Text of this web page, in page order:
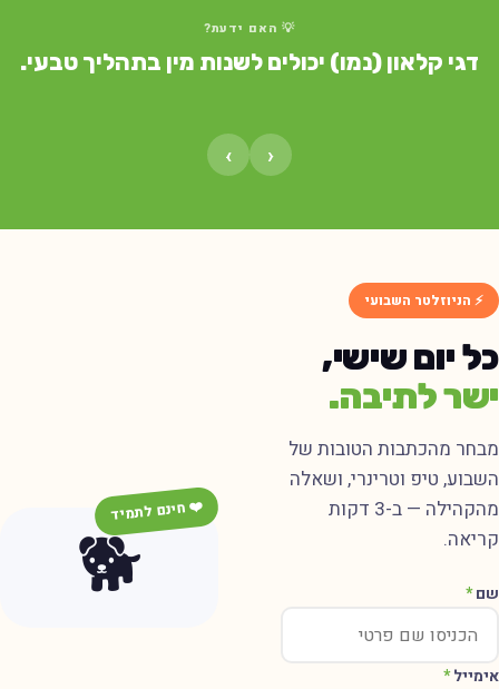
💡 האם ידעת?
דגי קלאון (נמו) יכולים לשנות מין בתהליך טבעי.
⚡ הניוזלטר השבועי
יום שישי,
לתיבה.
מהכתבות הטובות של
טיפ וטרינרי, ושאלה
מהקהילה — ב-3 דקות
*
*
🐕
❤️ חינם לתמיד